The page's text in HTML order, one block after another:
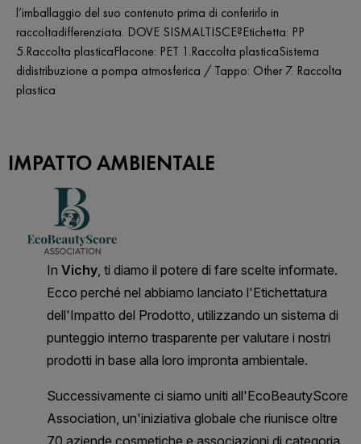
l’imballaggio del suo contenuto prima di conferirlo in
raccoltadifferenziata. DOVE SISMALTISCE?Etichetta: PP
5.Raccolta plasticaFlacone: PET 1.Raccolta plasticaSistema
didistribuzione a pompa atmosferica / Tappo: Other 7. Raccolta
plastica
IMPATTO AMBIENTALE